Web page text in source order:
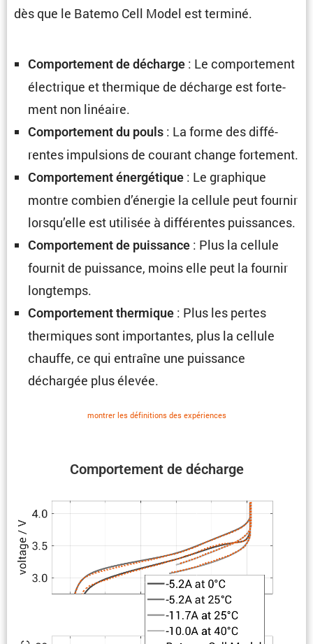
dès que le Batemo Cell Model est terminé.
Compor­te­ment de décharge
Compor­te­ment de décharge : Le compor­te­ment
électrique et thermique de décharge est forte­
ment non linéaire.
Compor­te­ment du pouls : La forme des diffé­
rentes impul­sions de courant change fortement.
Compor­te­ment énergé­tique : Le graphique
montre combien d’énergie la cellule peut fournir
lorsqu’elle est utilisée à diffé­rentes puissances.
Compor­te­ment de puissance : Plus la cellule
fournit de puissance, moins elle peut la fournir
longtemps.
Compor­te­ment thermique : Plus les pertes
thermiques sont impor­tantes, plus la cellule
chauffe, ce qui entraîne une puissance
déchargée plus élevée.
montrer les défini­tions des expériences